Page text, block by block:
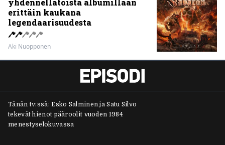
Scifihetki: Ilmaiskatselussa 100 miljoonan
dollarin supersankarielokuva – sai Suomessa
4017 katsojaa
Vanhasta X-Files-leffasta julkaistaan K18-
versio – katso traileri